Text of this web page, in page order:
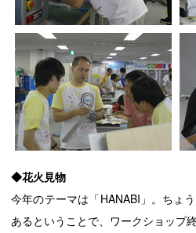
◆花火見物
今年のテーマは「HANABI」。ちょ
あるということで、ワークショップ